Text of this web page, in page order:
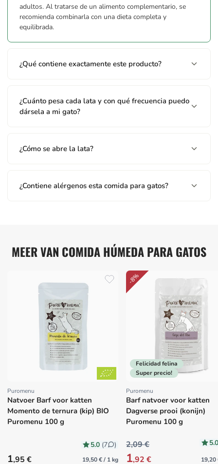
adultos. Al tratarse de un alimento complementario, se
recomienda combinarla con una dieta completa y
equilibrada.
¿Qué contiene exactamente este producto?
¿Cuánto pesa cada lata y con qué frecuencia puedo
dársela a mi gato?
¿Cómo se abre la lata?
¿Contiene alérgenos esta comida para gatos?
MEER VAN COMIDA HÚMEDA PARA GATOS
Proveedor:
Puromenu
Natvoer Barf voor katten
Momento de ternura (kip) BIO
Puromenu 100 g
5.0 (7 )
Precio habitual
1,95 € 19,50 € / 1 kg
-8%
Felicidad felina
Super precio!
Proveedor:
Puromenu
Barf natvoer voor katten
Dagverse prooi (konijn)
Puromenu 100 g
2,09 €
1,92 € 19,20